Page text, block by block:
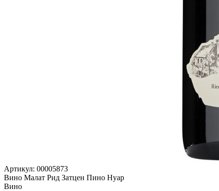
Артикул: 00005873
Вино Малат Рид Затцен Пино Нуар
Вино